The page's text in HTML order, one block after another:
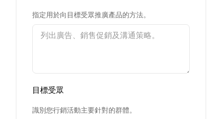
指定用於向目標受眾推廣產品的方法。
目標受眾
識別您行銷活動主要針對的群體。